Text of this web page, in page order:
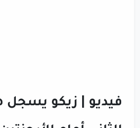
فيديو | زيكو